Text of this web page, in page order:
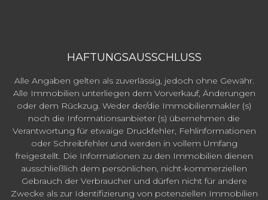
HAFTUNGSAUSSCHLUSS
Alle Angaben gelten als zuverlässig, jedoch ohne Gewähr.
Alle Immobilien unterliegen dem Vorverkauf, Änderungen
oder dem Rückzug. Weder der/die Immobilienmakler (s)
noch die Informationsanbieter (s) übernehmen die
Verantwortung für etwaige Druckfehler, Fehlinformationen
oder Schreibfehler und werden in vollem Umfang
freigestellt. Die Informationen zu den Immobilien dienen
ausschließlich dem persönlichen, nicht-kommerziellen
Gebrauch der Verbraucher und dürfen nicht für andere
Zwecke als zur Identifizierung von potenziellen Immobilien